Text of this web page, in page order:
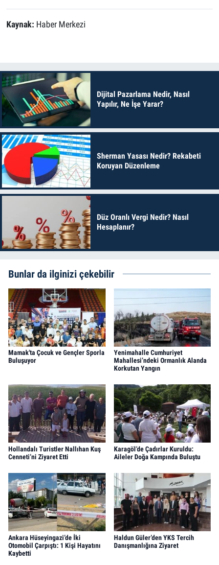
Kaynak: Haber Merkezi
Dijital Pazarlama Nedir, Nasıl
Yapılır, Ne İşe Yarar?
Sherman Yasası Nedir? Rekabeti
Koruyan Düzenleme
Düz Oranlı Vergi Nedir? Nasıl
Hesaplanır?
Bunlar da ilginizi çekebilir
Mamak'ta Çocuk ve Gençler Sporla
Buluşuyor
Yenimahalle Cumhuriyet
Mahallesi’ndeki Ormanlık Alanda
Korkutan Yangın
Hollandalı Turistler Nallıhan Kuş
Cenneti’ni Ziyaret Etti
Karagöl’de Çadırlar Kuruldu:
Aileler Doğa Kampında Buluştu
Ankara Hüseyingazi’de İki
Otomobil Çarpıştı: 1 Kişi Hayatını
Kaybetti
Haldun Güler’den YKS Tercih
Danışmanlığına Ziyaret